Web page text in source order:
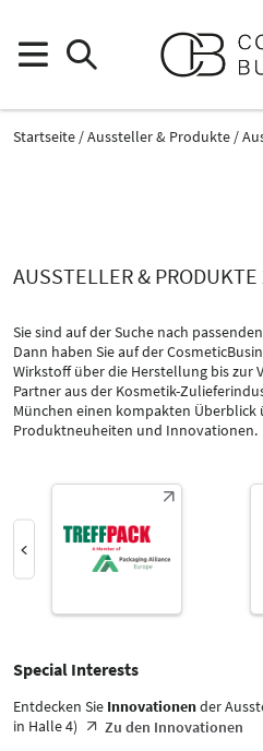
Startseite Aussteller & Produkte
AUSSTELLER &
Sie sind auf der Suche nach
Dann haben Sie auf der
Wirkstoff über die Herstellung bis zur
Partner aus der Kosmetik-
München einen kompakten Überblick
Produktneuheiten und Innovationen.
Special Interests
Entdecken Sie Innovationender
in Halle 4)
Zu den Innovationen
Produktgruppe
Tenside, waschaktive Substanzen
Select Input
Katalog
Halle
Alle
Land
-